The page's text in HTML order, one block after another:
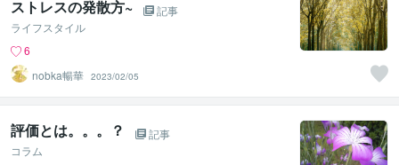
ストレスの発散方~
記事
ライフスタイル
6
nobka暢華 2023/02/05
評価とは。。。？
記事
コラム